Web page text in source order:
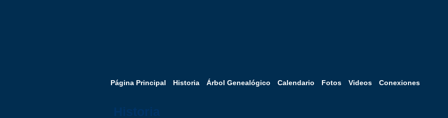
Página Principal Historia Árbol Genealógico Calendario Fotos Videos Conexiones